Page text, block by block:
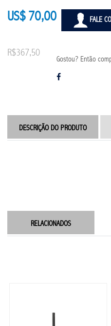
US$ 70,00
R$367,50
FALE
Gostou? Então
DESCRIÇÃO DO PRODUTO
RELACIONADOS